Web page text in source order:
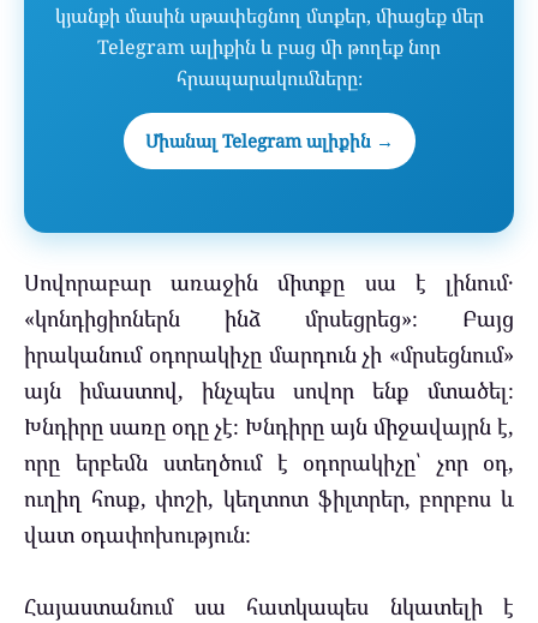
կյանքի մասին սթափեցնող մտքեր, միացեք մեր
Telegram ալիքին և բաց մի թողեք նոր
հրապարակումները։
Միանալ Telegram ալիքին →
Սովորաբար առաջին միտքը սա է լինում․
«կոնդիցիոներն ինձ մրսեցրեց»։ Բայց
իրականում օդորակիչը մարդուն չի «մրսեցնում»
այն իմաստով, ինչպես սովոր ենք մտածել։
Խնդիրը սառը օդը չէ։ Խնդիրը այն միջավայրն է,
որը երբեմն ստեղծում է օդորակիչը՝ չոր օդ,
ուղիղ հոսք, փոշի, կեղտոտ ֆիլտրեր, բորբոս և
վատ օդափոխություն։
Հայաստանում սա հատկապես նկատելի է